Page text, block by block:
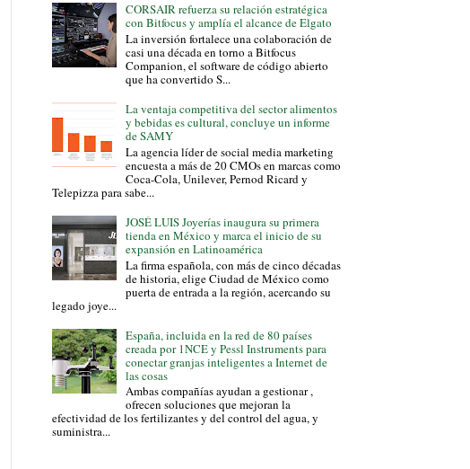
CORSAIR refuerza su relación estratégica
con Bitfocus y amplía el alcance de Elgato
La inversión fortalece una colaboración de
casi una década en torno a Bitfocus
Companion, el software de código abierto
que ha convertido S...
La ventaja competitiva del sector alimentos
y bebidas es cultural, concluye un informe
de SAMY
La agencia líder de social media marketing
encuesta a más de 20 CMOs en marcas como
Coca-Cola, Unilever, Pernod Ricard y
Telepizza para sabe...
JOSÉ LUIS Joyerías inaugura su primera
tienda en México y marca el inicio de su
expansión en Latinoamérica
La firma española, con más de cinco décadas
de historia, elige Ciudad de México como
puerta de entrada a la región, acercando su
legado joye...
España, incluida en la red de 80 países
creada por 1NCE y Pessl Instruments para
conectar granjas inteligentes a Internet de
las cosas
Ambas compañías ayudan a gestionar ,
ofrecen soluciones que mejoran la
efectividad de los fertilizantes y del control del agua, y
suministra...